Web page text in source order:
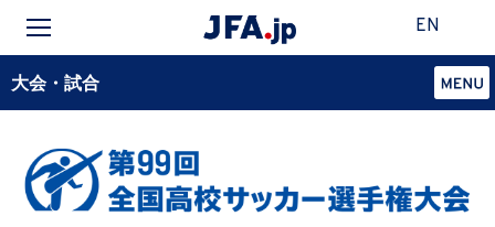
EN
大会・試合